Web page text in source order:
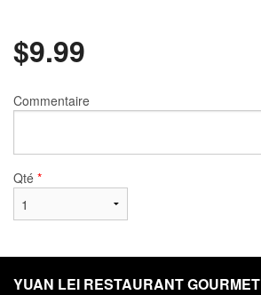
$9.99
Commentaire
Qté *
YUAN LEI RESTAURANT GOURMET